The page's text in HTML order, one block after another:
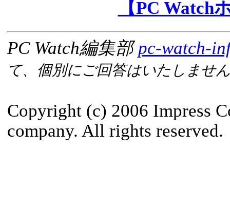
【PC Watch
PC Watch編集部pc-watch-
て、個別にご回答はいたしません
Copyright (c) 2006 Impress
company. All rights reserved.